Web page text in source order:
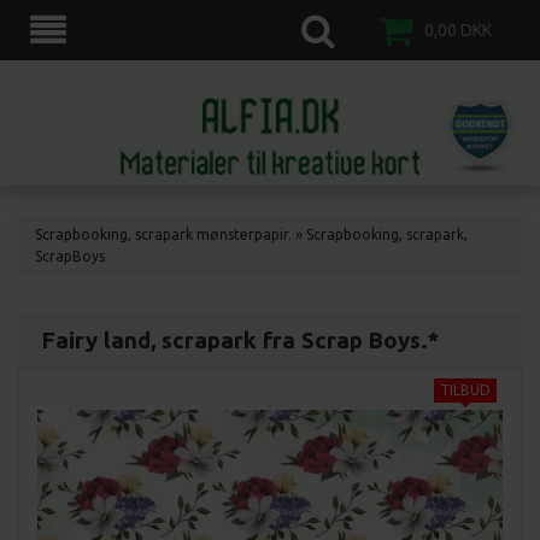
scrapkort, scrapbooking, 3d motiv ark, veddinge,nordvestsjælland.
0,00 DKK
Scrapbooking, scrapark mønsterpapir. » Scrapbooking, scrapark,
ScrapBoys
Fairy land, scrapark fra Scrap Boys.*